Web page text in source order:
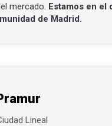
mercado. Estamos en el
de Madrid.
Lineal